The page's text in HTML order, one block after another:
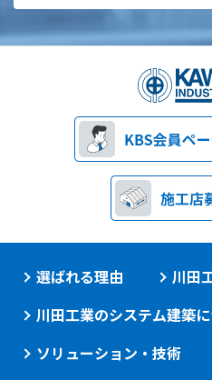
選ばれる理由
川田
川田工業のシステム建築
ソリューション・技術